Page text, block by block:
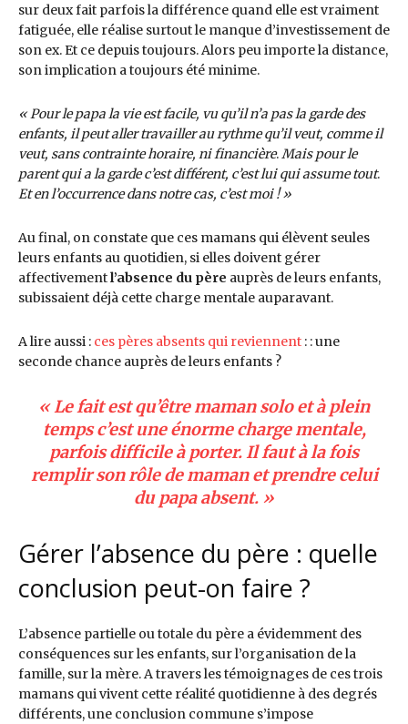
sur deux fait parfois la différence quand elle est vraiment
fatiguée, elle réalise surtout le manque d’investissement de
son ex. Et ce depuis toujours. Alors peu importe la distance,
son implication a toujours été minime.
« Pour le papa la vie est facile, vu qu’il n’a pas la garde des
enfants, il peut aller travailler au rythme qu’il veut, comme il
veut, sans contrainte horaire, ni financière.Mais pour le
parent qui a la garde c’est différent, c’est lui qui assume tout.
Et en l’occurrence dans notre cas, c’est moi ! »
Au final, on constate que ces mamans qui élèvent seules
leurs enfants au quotidien, si elles doivent gérer
affectivementl’absence du père auprès de leurs enfants,
subissaient déjà cette charge mentale auparavant.
A lire aussi : ces pères absents qui reviennent : : une
seconde chance auprès de leurs enfants ?
« Le fait est qu’être maman solo et à plein
temps c’est une énorme charge mentale,
parfois difficile à porter. Il faut à la fois
remplir son rôle de maman et prendre celui
du papa absent. »
Gérer l’absence du père : quelle
conclusion peut-on faire ?
L’absence partielle ou totale du père a évidemment des
conséquences sur les enfants, sur l’organisation de la
famille, sur la mère. A travers les témoignages de ces trois
mamans qui vivent cette réalité quotidienne à des degrés
différents, une conclusion commune s’impose